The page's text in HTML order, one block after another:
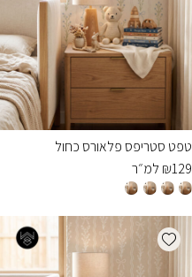
טפט סטריפס פלאורס כחול
₪129 למ״ר
Add wishlist